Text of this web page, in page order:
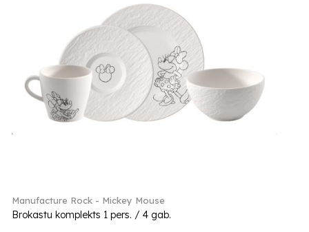
Manufacture Rock - Mickey Mouse
Brokastu komplekts 1 pers. / 4 gab.